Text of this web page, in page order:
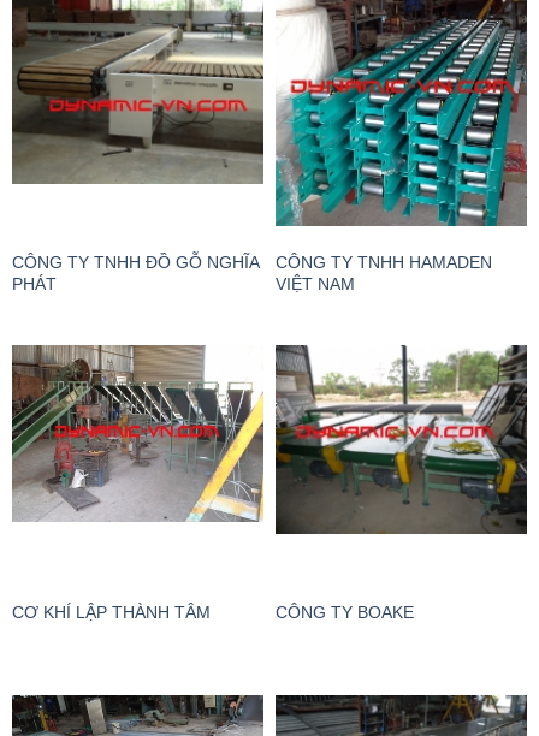
CÔNG TY TNHH ĐỒ GỖ NGHĨA
PHÁT
CÔNG TY TNHH HAMADEN
VIỆT NAM
CƠ KHÍ LẬP THÀNH TÂM CÔNG TY BOAKE